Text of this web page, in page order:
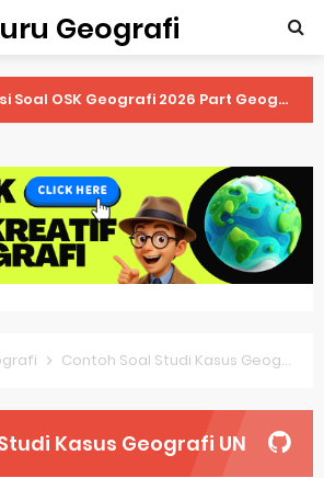
Geografi
OSK Geografi 2026 Part Geografi Ekonomi
OSK Geografi 2026 Part Geografi Budaya
OSK Geografi 2026 Part Dinamika Kota
OSN-K Geografi 2025 No 51-55
Soal OSN-K Geografi 2025 No 41-45
Contoh Soal Studi Kasus Geografi UN
Kasus Geografi UN